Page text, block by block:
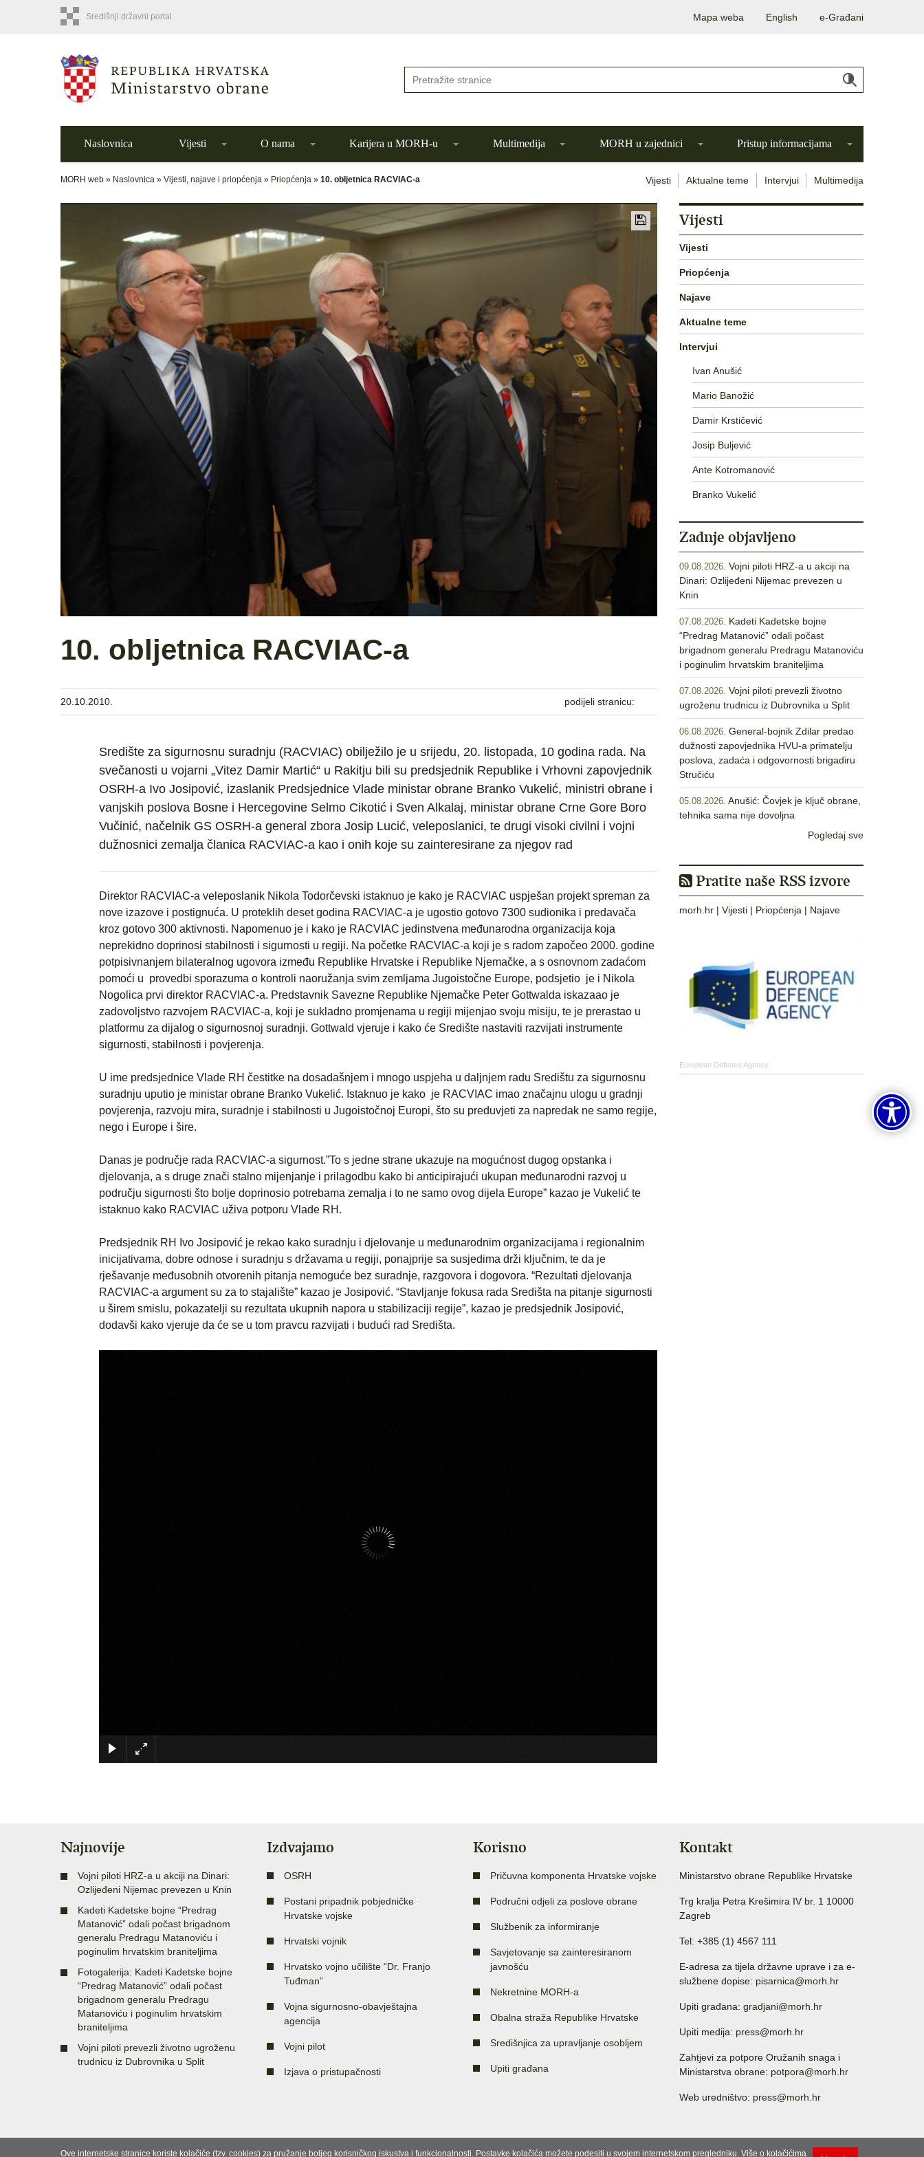
Središnji državni portal Mapa weba English e-Građani
Naslovnica Vijesti O nama Karijera u MORH-u Multimedija MORH u zajednici Pristup informacijama
MORH web » Naslovnica » Vijesti, najave i priopćenja » Priopćenja » 10. obljetnica RACVIAC-a Vijesti Aktualne teme Intervjui Multimedija
10. obljetnica RACVIAC-a
20.10.2010. podijeli stranicu:
Središte za sigurnosnu suradnju (RACVIAC) obilježilo je u srijedu, 20. listopada, 10 godina rada. Na
svečanosti u vojarni „Vitez Damir Martić“ u Rakitju bili su predsjednik Republike i Vrhovni zapovjednik
OSRH-a Ivo Josipović, izaslanik Predsjednice Vlade ministar obrane Branko Vukelić, ministri obrane i
vanjskih poslova Bosne i Hercegovine Selmo Cikotić i Sven Alkalaj, ministar obrane Crne Gore Boro
Vučinić, načelnik GS OSRH-a general zbora Josip Lucić, veleposlanici, te drugi visoki civilni i vojni
dužnosnici zemalja članica RACVIAC-a kao i onih koje su zainteresirane za njegov rad
Direktor RACVIAC-a veleposlanik Nikola Todorčevski istaknuo je kako je RACVIAC uspješan projekt spreman za
nove izazove i postignuća. U proteklih deset godina RACVIAC-a je ugostio gotovo 7300 sudionika i predavača
kroz gotovo 300 aktivnosti. Napomenuo je i kako je RACVIAC jedinstvena međunarodna organizacija koja
neprekidno doprinosi stabilnosti i sigurnosti u regiji. Na početke RACVIAC-a koji je s radom započeo 2000. godine
potpisivnanjem bilateralnog ugovora između Republike Hrvatske i Republike Njemačke, a s osnovnom zadaćom
pomoći u provedbi sporazuma o kontroli naoružanja svim zemljama Jugoistočne Europe, podsjetio je i Nikola
Nogolica prvi direktor RACVIAC-a. Predstavnik Savezne Republike Njemačke Peter Gottwalda iskazaao je
zadovoljstvo razvojem RACVIAC-a, koji je sukladno promjenama u regiji mijenjao svoju misiju, te je prerastao u
platformu za dijalog o sigurnosnoj suradnji. Gottwald vjeruje i kako će Središte nastaviti razvijati instrumente
sigurnosti, stabilnosti i povjerenja.
U ime predsjednice Vlade RH čestitke na dosadašnjem i mnogo uspjeha u daljnjem radu Središtu za sigurnosnu
suradnju uputio je ministar obrane Branko Vukelić. Istaknuo je kako je RACVIAC imao značajnu ulogu u gradnji
povjerenja, razvoju mira, suradnje i stabilnosti u Jugoistočnoj Europi, što su preduvjeti za napredak ne samo regije,
nego i Europe i šire.
Danas je područje rada RACVIAC-a sigurnost.”To s jedne strane ukazuje na mogućnost dugog opstanka i
djelovanja, a s druge znači stalno mijenjanje i prilagodbu kako bi anticipirajući ukupan međunarodni razvoj u
području sigurnosti što bolje doprinosio potrebama zemalja i to ne samo ovog dijela Europe” kazao je Vukelić te
istaknuo kako RACVIAC uživa potporu Vlade RH.
Predsjednik RH Ivo Josipović je rekao kako suradnju i djelovanje u međunarodnim organizacijama i regionalnim
inicijativama, dobre odnose i suradnju s državama u regiji, ponajprije sa susjedima drži ključnim, te da je
rješavanje međusobnih otvorenih pitanja nemoguće bez suradnje, razgovora i dogovora. “Rezultati djelovanja
RACVIAC-a argument su za to stajalište” kazao je Josipović. “Stavljanje fokusa rada Središta na pitanje sigurnosti
u širem smislu, pokazatelji su rezultata ukupnih napora u stabilizaciji regije”, kazao je predsjednik Josipović,
dodavši kako vjeruje da će se u tom pravcu razvijati i budući rad Središta.
Vijesti
Vijesti
Priopćenja
Najave
Aktualne teme
Intervjui
Ivan Anušić
Mario Banožić
Damir Krstičević
Josip Buljević
Ante Kotromanović
Branko Vukelić
Zadnje objavljeno
09.08.2026. Vojni piloti HRZ-a u akciji na
Dinari: Ozlijeđeni Nijemac prevezen u
Knin
07.08.2026. Kadeti Kadetske bojne
“Predrag Matanović” odali počast
brigadnom generalu Predragu Matanoviću
i poginulim hrvatskim braniteljima
07.08.2026. Vojni piloti prevezli životno
ugroženu trudnicu iz Dubrovnika u Split
06.08.2026. General-bojnik Zdilar predao
dužnosti zapovjednika HVU-a primatelju
poslova, zadaća i odgovornosti brigadiru
Stručiću
05.08.2026. Anušić: Čovjek je ključ obrane,
tehnika sama nije dovoljna
Pogledaj sve
Pratite naše RSS izvore
morh.hr | Vijesti | Priopćenja | Najave
European Defence Agency
Najnovije
Vojni piloti HRZ-a u akciji na Dinari:
Ozlijeđeni Nijemac prevezen u Knin
Kadeti Kadetske bojne “Predrag
Matanović” odali počast brigadnom
generalu Predragu Matanoviću i
poginulim hrvatskim braniteljima
Fotogalerija: Kadeti Kadetske bojne
“Predrag Matanović” odali počast
brigadnom generalu Predragu
Matanoviću i poginulim hrvatskim
braniteljima
Vojni piloti prevezli životno ugroženu
trudnicu iz Dubrovnika u Split
Izdvajamo
OSRH
Postani pripadnik pobjedničke
Hrvatske vojske
Hrvatski vojnik
Hrvatsko vojno učilište “Dr. Franjo
Tuđman”
Vojna sigurnosno-obavještajna
agencija
Vojni pilot
Izjava o pristupačnosti
Korisno
Pričuvna komponenta Hrvatske vojske
Područni odjeli za poslove obrane
Službenik za informiranje
Savjetovanje sa zainteresiranom
javnošću
Nekretnine MORH-a
Obalna straža Republike Hrvatske
Središnjica za upravljanje osobljem
Upiti građana
Kontakt
Ministarstvo obrane Republike Hrvatske
Trg kralja Petra Krešimira IV br. 1 10000
Zagreb
Tel: +385 (1) 4567 111
E-adresa za tijela državne uprave i za e-
službene dopise: pisarnica@morh.hr
Upiti građana: gradjani@morh.hr
Upiti medija: press@morh.hr
Zahtjevi za potpore Oružanih snaga i
Ministarstva obrane: potpora@morh.hr
Web uredništvo: press@morh.hr
Ove internetske stranice koriste kolačiće (tzv. cookies) za pružanje boljeg korisničkog iskustva i funkcionalnosti. Postavke kolačića možete podesiti u svojem internetskom pregledniku. Više o kolačićima